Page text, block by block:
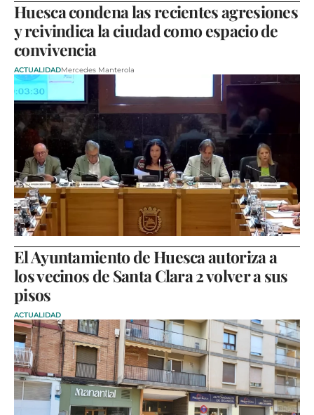
Huesca condena las recientes agresiones
y reivindica la ciudad como espacio de
convivencia
ACTUALIDADMercedes Manterola
El Ayuntamiento de Huesca autoriza a
los vecinos de Santa Clara 2 volver a sus
pisos
ACTUALIDAD